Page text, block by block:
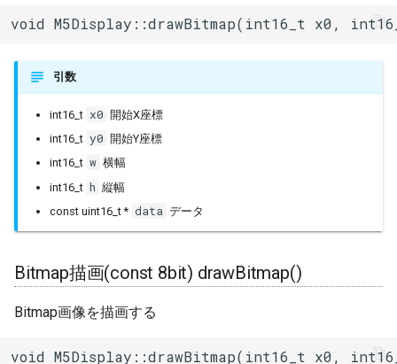
パティング量 padX
テキスト描画色 textcolor
テキスト背景色 textbgcolor
Bitmap描画色 bitmap_fg
Bitmap背景色 bitmap_bg
テキストサイズ textsize
textdatum
BLEScan
BLEScanResults
BLESecurityCallbacks
BLEServer
BLEServerCallbacks
BLEService
BLEServiceMap
void M5Display::drawBitmap(int16_t x0,
引数
int16_t x0 開始X座標
int16_t y0 開始Y座標
int16_t w 横幅
int16_t h 縦幅
const uint16_t * data データ
Bitmap描画(const 8bit) drawBitmap()
Bitmap画像を描画する
void M5Display::drawBitmap(int16_t x0,